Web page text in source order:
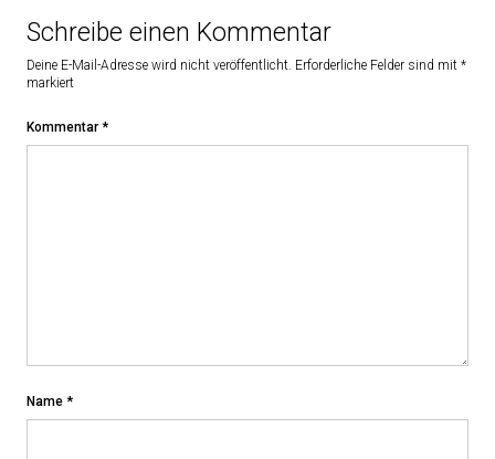
Schreibe einen Kommentar
Deine E-Mail-Adresse wird nicht veröffentlicht. Erforderliche Felder sind mit *
markiert
Kommentar *
Name *